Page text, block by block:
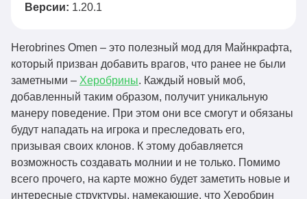
Версии: 1.20.1
Herobrines Omen – это полезный мод для Майнкрафта,
который призван добавить врагов, что ранее не были
заметными – Херобрины. Каждый новый моб,
добавленный таким образом, получит уникальную
манеру поведение. При этом они все смогут и обязаны
будут нападать на игрока и преследовать его,
призывая своих клонов. К этому добавляется
возможность создавать молнии и не только. Помимо
всего прочего, на карте можно будет заметить новые и
интересные структуры, намекающие, что Херобрин